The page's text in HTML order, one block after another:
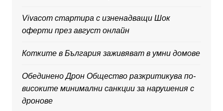
Vivacom стартира с изненадващи Шок
оферти през август онлайн
Котките в България заживяват в умни домове
Обединено Дрон Общество разкритикува по-
високите минимални санкции за нарушения с
дронове